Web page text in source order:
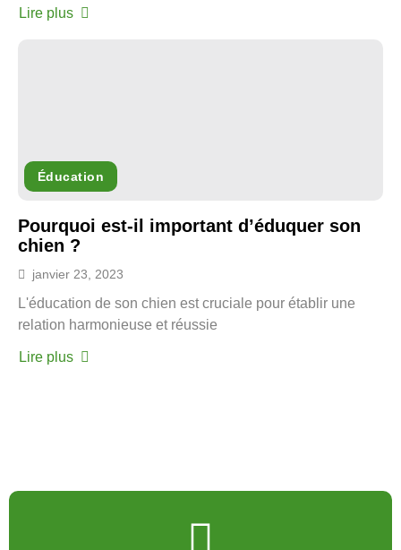
Lire plus
Éducation
Pourquoi est-il important d’éduquer son
chien ?
janvier 23, 2023
L'éducation de son chien est cruciale pour établir une
relation harmonieuse et réussie
Lire plus